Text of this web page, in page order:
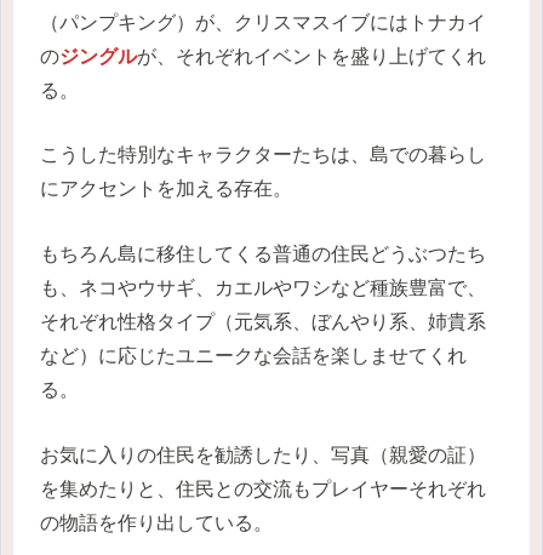
（パンプキング）が、クリスマスイブにはトナカイ
のジングルが、それぞれイベントを盛り上げてくれ
る。
こうした特別なキャラクターたちは、島での暮らし
にアクセントを加える存在。
もちろん島に移住してくる普通の住民どうぶつたち
も、ネコやウサギ、カエルやワシなど種族豊富で、
それぞれ性格タイプ（元気系、ぼんやり系、姉貴系
など）に応じたユニークな会話を楽しませてくれ
る。
お気に入りの住民を勧誘したり、写真（親愛の証）
を集めたりと、住民との交流もプレイヤーそれぞれ
の物語を作り出している。